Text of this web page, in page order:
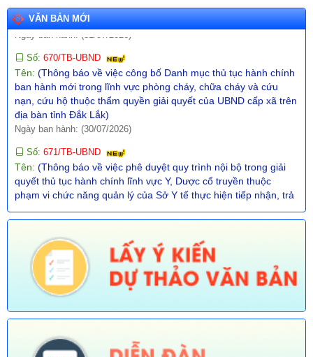
VĂN BẢN MỚI
Tên:(Thông báo về việc công bố Danh mục thủ tục hành chính
ban hành mới trong lĩnh vực phòng cháy, chữa cháy và cứu
nạn, cứu hộ thuộc thẩm quyền giải quyết của UBND cấp xã trên
Ngày ban hành: (30/07/2026)
Số:671/TB-UBND
Tên:(Thông báo về việc phê duyệt quy trình nội bộ trong giải
quyết thủ tục hành chính lĩnh vực Y, Dược cổ truyền thuộc
phạm vi chức năng quản lý của Sở Y tế thực hiện tiếp nhận, trả
tỉnh Đắk Lắk)
Ngày ban hành: (30/07/2026)
Số:672/TB-UBND
Tên:(Thôg báo về việc phê duyệt quy trình nội bộ giải quyết
TTHC trong lĩnh vực Thông tin, báo chí nước ngoài tại Việt Nam
thuộc phạm vi chức năng quản lý nhà nước của Văn phòng
UBND tỉnh thực hiện tiếp nhận, trả kết quả không phụ thuộc vào
ĐGHC)
Ngày ban hành: (30/07/2026)
Tên:(Thông báo về việc công bố Danh mục thủ tục hành chính
thông tin điện tử thuộc phạm vi chức năng quản lý của Sở Văn